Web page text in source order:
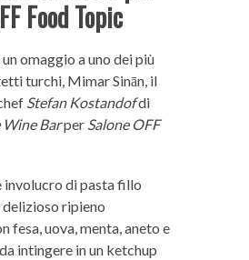
Food Topic
omaggio a uno dei più
turchi, Mimar Sinān, il
Stefan Kostandofdi
Wine Barper Salone OFF
involucro di pasta fillo
delizioso ripieno
fesa, uova, menta, aneto e
intingere in un ketchup